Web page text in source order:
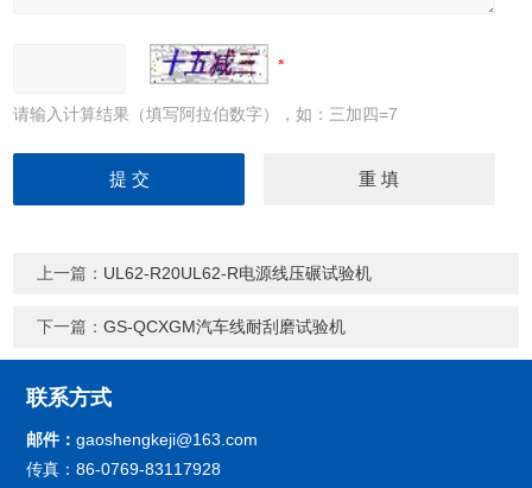
请输入计算结果（填写阿拉伯数字），如：三加四=7
上一篇： UL62-R20UL62-R电源线压碾试验机
下一篇：GS-QCXGM汽车线耐刮磨试验机
联系方式
邮件：gaoshengkeji@163.com
传真：86-0769-83117928